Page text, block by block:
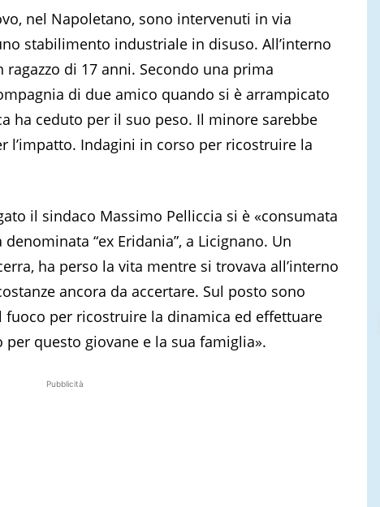
nel Napoletano, sono intervenuti in via
stabilimento industriale in disuso. All’interno
di 17 anni. Secondo una prima
di due amico quando si è arrampicato
ha ceduto per il suo peso. Il minore sarebbe
l’impatto. Indagini in corso per ricostruire la
il sindaco Massimo Pelliccia si è «consumata
“ex Eridania”, a Licignano. Un
ha perso la vita mentre si trovava all’interno
ancora da accertare. Sul posto sono
per ricostruire la dinamica ed effettuare
questo giovane e la sua famiglia».
Pubblicità